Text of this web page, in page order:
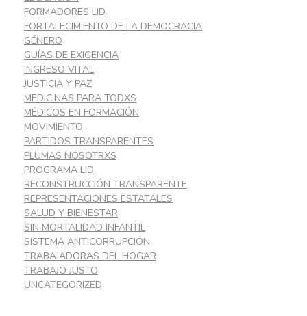
FORMADORES LID
FORTALECIMIENTO DE LA DEMOCRACIA
GÉNERO
GUÍAS DE EXIGENCIA
INGRESO VITAL
JUSTICIA Y PAZ
MEDICINAS PARA TODXS
MÉDICOS EN FORMACIÓN
MOVIMIENTO
PARTIDOS TRANSPARENTES
PLUMAS NOSOTRXS
PROGRAMA LID
RECONSTRUCCIÓN TRANSPARENTE
REPRESENTACIONES ESTATALES
SALUD Y BIENESTAR
SIN MORTALIDAD INFANTIL
SISTEMA ANTICORRUPCIÓN
TRABAJADORAS DEL HOGAR
TRABAJO JUSTO
UNCATEGORIZED